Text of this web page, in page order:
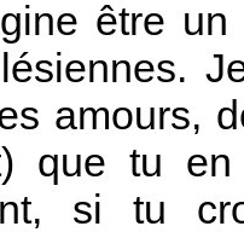
être
amours,
que tu
si tu